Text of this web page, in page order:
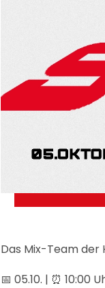
Das Mix-Team der
📅 05.10. | ⏰ 10:00